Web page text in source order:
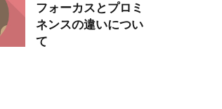
フォーカスとプロミ
ネンスの違いについ
て